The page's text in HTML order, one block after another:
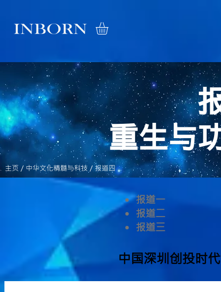
重生与
主页 / 中华文化精髓与科技 / 报道四
报道一
报道二
​报道三
中国深圳创投时